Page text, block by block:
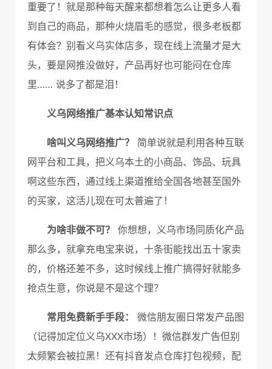
重要了！就是那种每天醒来都想着怎么让更多人看
到自己的商品，那种火烧眉毛的感觉，很多老板都
有体会？别看义乌实体店多，现在线上流量才是大
头，要是网推没做好，产品再好也可能闷在仓库
里…… 说多了都是泪！
义乌网络推广基本认知常识点
啥叫义乌网络推广？
简单说就是利用各种互联
网平台和工具，把义乌本土的小商品、饰品、玩具
啊这些东西，通过线上渠道推给全国各地甚至国外
的买家，这活儿现在可太普遍了！
为啥非做不可？
你想想，义乌市场同质化产品
那么多，就拿充电宝来说，十条街能找出五十家卖
的，价格还差不多，这时候线上推广搞得好就能多
抢点生意，你说是不是这个理？
常用免费新手手段：
微信朋友圈日常发产品图
（记得加定位义乌XXX市场）！微信群发广告但别
太频繁会被拉黑！还有抖音发点仓库打包视频，配